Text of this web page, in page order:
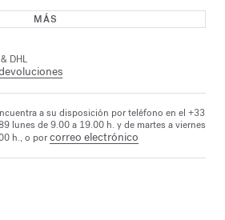
MÁS
DHL
a su disposición por teléfono en el +33
lunes de 9.00 a 19.00 h. y de martes a viernes
h., o porcorreo electrónico